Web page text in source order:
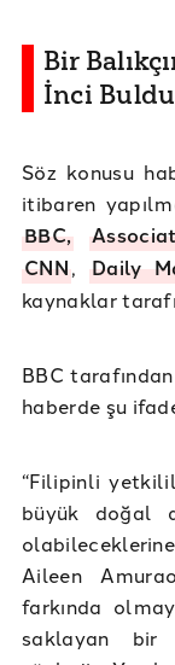
Bir
İnci
Söz konusu
itibaren
BBC,
CNN, Daily
kaynaklar
BBC
haberde şu
“Filipinli
büyük doğal
Aileen
farkında
saklayan bir